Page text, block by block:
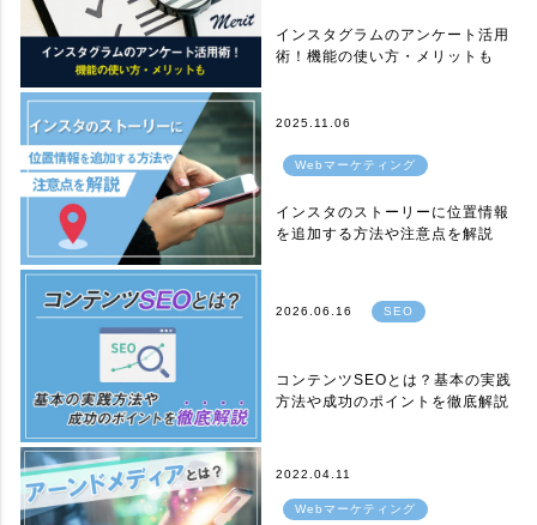
インスタグラムのアンケート活用
術！機能の使い方・メリットも
2025.11.06
Webマーケティング
インスタのストーリーに位置情報
を追加する方法や注意点を解説
2026.06.16 SEO
コンテンツSEOとは？基本の実践
方法や成功のポイントを徹底解説
2022.04.11
Webマーケティング